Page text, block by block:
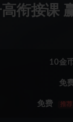
衔接课
10金
免
免费 推荐